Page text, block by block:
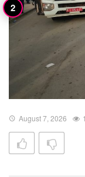
August 7, 2026